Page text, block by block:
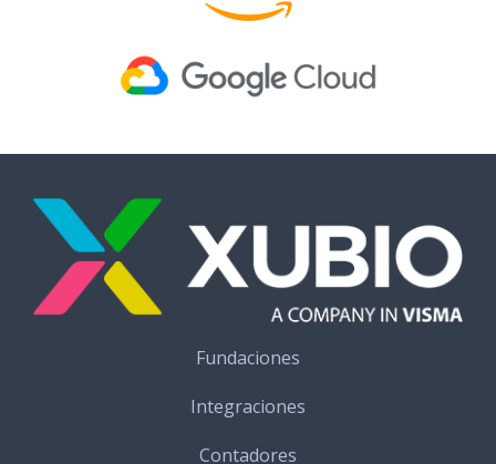
Fundaciones
Integraciones
Contadores